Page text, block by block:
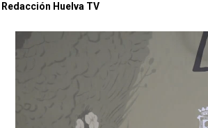
Redacción Huelva TV